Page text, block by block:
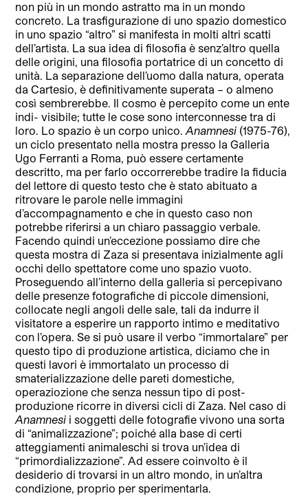
non più in un mondo astratto ma in un mondo
concreto. La trasfigurazione di uno spazio domestico
in uno spazio “altro” si manifesta in molti altri scatti
dell’artista. La sua idea di filosofia è senz’altro quella
delle origini, una filosofia portatrice di un concetto di
unità. La separazione dell’uomo dalla natura, operata
da Cartesio, è definitivamente superata – o almeno
così sembrerebbe. Il cosmo è percepito come un ente
indi- visibile; tutte le cose sono interconnesse tra di
loro. Lo spazio è un corpo unico.Anamnesi (1975-76),
un ciclo presentato nella mostra presso la Galleria
Ugo Ferranti a Roma, può essere certamente
descritto, ma per farlo occorrerebbe tradire la fiducia
del lettore di questo testo che è stato abituato a
ritrovare le parole nelle immagini
d’accompagnamento e che in questo caso non
potrebbe riferirsi a un chiaro passaggio verbale.
Facendo quindi un’eccezione possiamo dire che
questa mostra di Zaza si presentava inizialmente agli
occhi dello spettatore come uno spazio vuoto.
Proseguendo all’interno della galleria si percepivano
delle presenze fotografiche di piccole dimensioni,
collocate negli angoli delle sale, tali da indurre il
visitatore a esperire un rapporto intimo e meditativo
con l’opera. Se si può usare il verbo “immortalare” per
questo tipo di produzione artistica, diciamo che in
questi lavori è immortalato un processo di
smaterializzazione delle pareti domestiche,
operaziozione che senza nessun tipo di post-
produzione ricorre in diversi cicli di Zaza. Nel caso di
Anamnesi i soggetti delle fotografie vivono una sorta
di “animalizzazione”; poiché alla base di certi
atteggiamenti animaleschi si trova un’idea di
“primordializzazione”. Ad essere coinvolto è il
desiderio di trovarsi in un altro mondo, in un’altra
condizione, proprio per sperimentarla.